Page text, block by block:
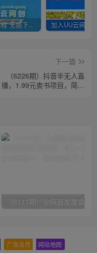
全网VIP课程 无损下载~
下一篇
（6226期）抖音半无人直
播，1.99元卖书项目，简单
广告合作 网站地图